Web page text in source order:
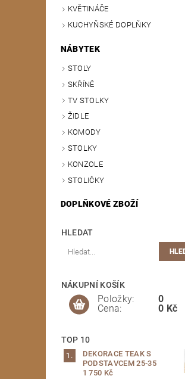
KVĚTINÁČE
KUCHYŇSKÉ DOPLŇKY
NÁBYTEK
STOLY
SKŘÍNĚ
TV STOLKY
ŽIDLE
KOMODY
STOLKY
KONZOLE
STOLIČKY
DOPLŇKOVÉ ZBOŽÍ
HLEDAT
NÁKUPNÍ KOŠÍK
Položky:
Cena:
0
0 Kč
TOP 10
DEKORACE TEAK S
PODSTAVCEM 25-35
1 750 Kč